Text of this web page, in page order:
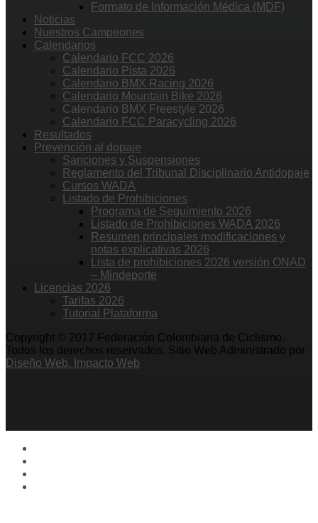
Formato de Información Médica (MDF)
Noticias
Nuestros Campeones
Calendarios
Calendario FCC 2026
Calendario Pista 2026
Calendario BMX Racing 2026
Calendario Mountain Bike 2026
Calendario BMX Freestyle 2026
Calendario FCC Paracycling 2026
Resultados
Prevención al dopaje
Sanciones y Suspensiones
Reglamento del Tribunal Disciplinario Antidopaje
Cursos WADA
Listado de Prohibiciones
Programa de Seguimiento 2026
Listado de Prohibiciones WADA 2026
Resumen principales modificaciones y
notas explicativas 2026
Lista de prohibiciones 2026 versión ONAD
– Mindeporte
Licencias 2026
Tarifas 2026
Tutorial Plataforma
Copyright © 2017 Federación Colombiana de Ciclismo.
Todos los derechos reservados. Sitio Web Administrado por
Diseño Web. Impacto Web